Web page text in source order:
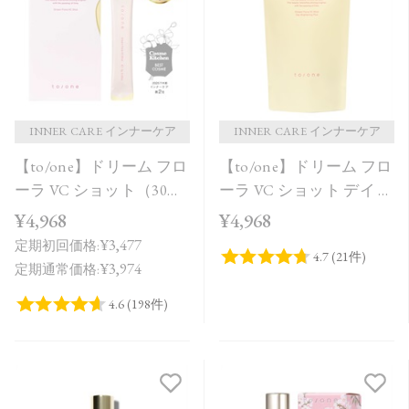
レビュー評価が高い順
人気順
INNER CARE インナーケア
【to/one】ドリーム フロ
ーラ VC ショット（30
包）
¥4,968
定期初回価格:¥3,477
定期通常価格:¥3,974
INNER CARE インナーケア
【to/one】ドリーム フロ
ーラ VC ショット デイ ブ
ライトニング プラス＜
¥4,968